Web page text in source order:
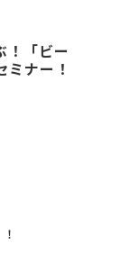
！「ビー
ミナー！